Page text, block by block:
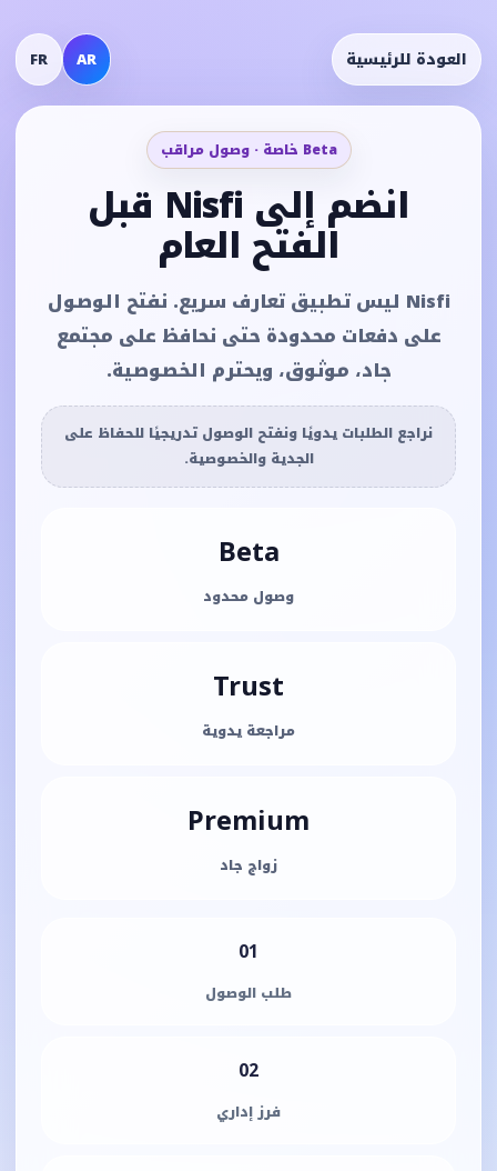
العودة للرئيسية AR
FR
Beta خاصة · وصول مراقب
انضم إلى Nisfi قبل
الفتح العام
Nisfi ليس تطبيق تعارف سريع. نفتح الوصول
على دفعات محدودة حتى نحافظ على مجتمع
جاد، موثوق، ويحترم الخصوصية.
نراجع الطلبات يدويًا ونفتح الوصول تدريجيًا للحفاظ على
الجدية والخصوصية.
Beta
وصول محدود
Trust
مراجعة يدوية
Premium
زواج جاد
01
طلب الوصول
02
فرز إداري